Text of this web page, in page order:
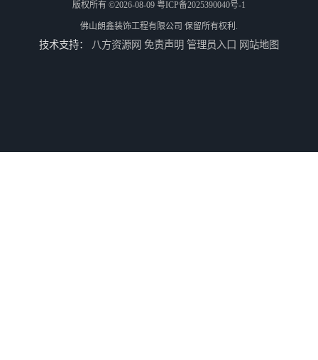
版权所有 ©2026-08-09 粤ICP备2025390040号-1
佛山朗鑫装饰工程有限公司 保留所有权利.
技术支持： 八方资源网 免责声明 管理员入口 网站地图